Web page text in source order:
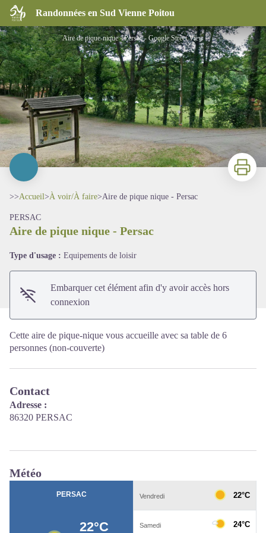
Randonnées en Sud Vienne Poitou
Aire de pique nique - Persac
Aire de pique-nique - Persac - Google Street View
Imprimer
>>Accueil>À voir/À faire>Aire de pique nique - Persac
PERSAC
Aire de pique nique - Persac
Type d'usage : Equipements de loisir
Embarquer cet élément afin d'y avoir accès hors
connexion
Cette aire de pique-nique vous accueille avec sa table de 6
personnes (non-couverte)
Contact
Adresse :
86320 PERSAC
Météo